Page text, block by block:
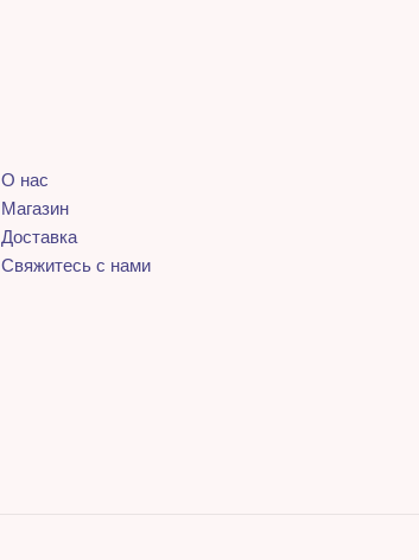
О нас
Магазин
Доставка
Свяжитесь с нами